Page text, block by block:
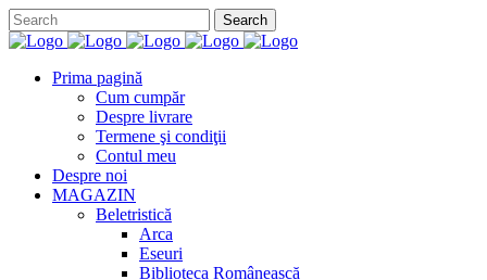
Prima pagină
Cum cumpăr
Despre livrare
Termene şi condiţii
Contul meu
Despre noi
MAGAZIN
Beletristică
Arca
Eseuri
Biblioteca Românească